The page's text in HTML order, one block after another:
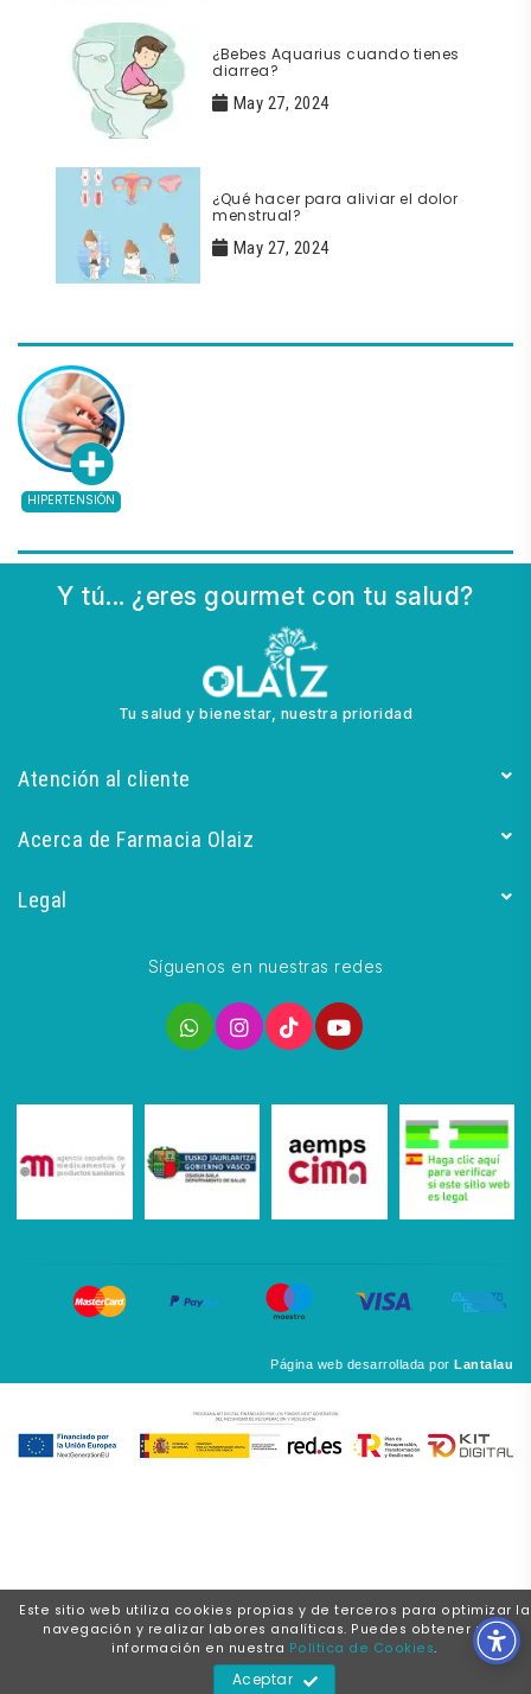
¿Bebes Aquarius cuando tienes
diarrea?
May 27, 2024
¿Qué hacer para aliviar el dolor
menstrual?
May 27, 2024
HIPERTENSIÓN
Y tú... ¿eres gourmet con tu salud?
Tu salud y bienestar, nuestra prioridad
Atención al cliente
Acerca de Farmacia Olaiz
Legal
Síguenos en nuestras redes
Página web desarrollada por Lantalau
Este sitio web utiliza cookies propias y de terceros para optimizar la
navegación y realizar labores analíticas. Puedes obtener más
información en nuestra Política de Cookies.
Aceptar